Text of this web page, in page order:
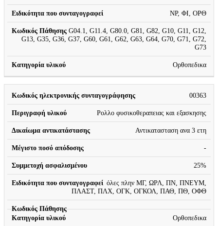
ΝΡ, ΦΙ, ΟΡΘ
G04.1, G11.4, G80.0, G81, G82, G10, G11, G12,
G13, G35, G36, G37, G60, G61, G62, G63, G64, G70, G71, G72,
G73
Ορθοπεδικα
00363
Ρολλο φυσικοθεραπειας και εξασκησης
Αντικατασταση ανα 3 ετη
-
25%
όλες πλην ΜΓ, ΩΡΛ, ΠΝ, ΠΝΕΥΜ,
ΠΛΑΣΤ, ΠΛΧ, ΟΓΚ, ΟΓΚΟΛ, ΠΑΘ, ΠΘ, ΟΦΘ
Ορθοπεδικα